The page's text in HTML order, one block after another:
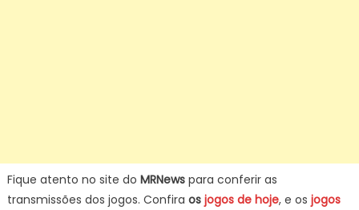
Fique atento no site do MRNewspara conferir as
transmissões dos jogos. Confira osjogos de hoje, e os jogos